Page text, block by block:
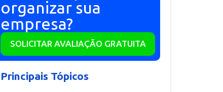
organizar sua
empresa?
SOLICITAR AVALIAÇÃO GRATUITA
Principais Tópicos